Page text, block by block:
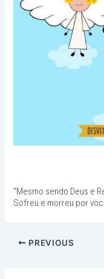
“Mesmo sendo Deus e
Sofreu e morreu por
PREVIOUS